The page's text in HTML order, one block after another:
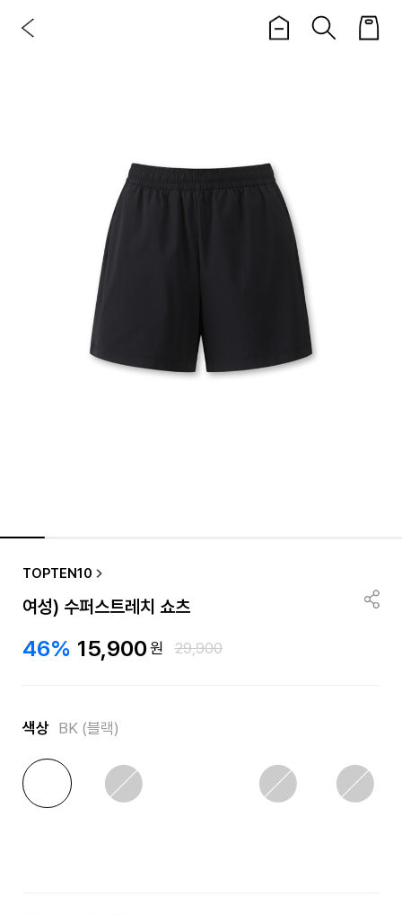
TOPTEN10
여성) 수퍼스트레치 쇼츠
46% 15,900원 29,900
색상 BK (블랙)